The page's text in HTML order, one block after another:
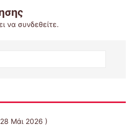
να συνδεθείτε.
Μάι 2026 )